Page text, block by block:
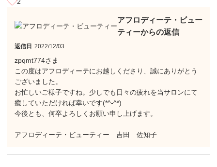
アフロディーテ・ビュー
ティーからの返信
返信日 2022/12/03
zpqmt774さま
この度はアフロディーテにお越しくださり、誠にありがとう
ございました。
お忙しいご様子ですね。少しでも日々の疲れを当サロンにて
癒していただければ幸いです(*^-^*)
今後とも、何卒よろしくお願い申し上げます。
アフロディーテ・ビューティー 吉田 佐知子